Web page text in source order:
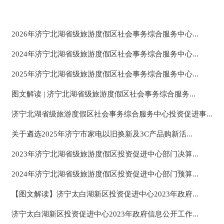
2026年济宁北湖省级旅游度假区社会事务综合服务中心...
2024年济宁北湖省级旅游度假区社会事务综合服务中心...
2025年济宁北湖省级旅游度假区社会事务综合服务中心...
图文解读 | 济宁北湖省级旅游度假区社会事务综合服务...
济宁北湖省级旅游度假区社会事务综合服务中心投资促进事...
关于遴选2025年济宁市家电以旧换新及3C产品购新活...
2023年济宁北湖省级旅游度假区投资促进中心部门决算...
2024年济宁北湖省级旅游度假区投资促进中心部门预算...
【图文解读】济宁太白湖新区投资促进中心2023年政府...
济宁太白湖新区投资促进中心2023年政府信息公开工作...